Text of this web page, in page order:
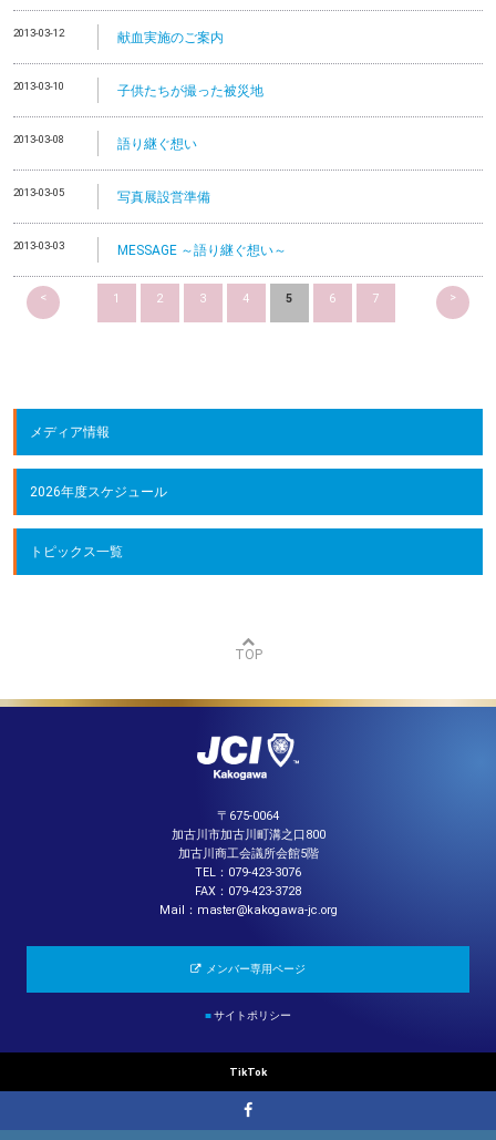
2013-03-12 献血実施のご案内
2013-03-10 子供たちが撮った被災地
2013-03-08 語り継ぐ想い
2013-03-05 写真展設営準備
2013-03-03 MESSAGE ～語り継ぐ想い～
< 1 2 3 4 5 6 7 >
メディア情報
2026年度スケジュール
トピックス一覧
TOP
〒675-0064
加古川市加古川町溝之口800
加古川商工会議所会館5階
TEL：079-423-3076
FAX：079-423-3728
Mail：master@kakogawa-jc.org
メンバー専用ページ
■サイトポリシー
TikTok